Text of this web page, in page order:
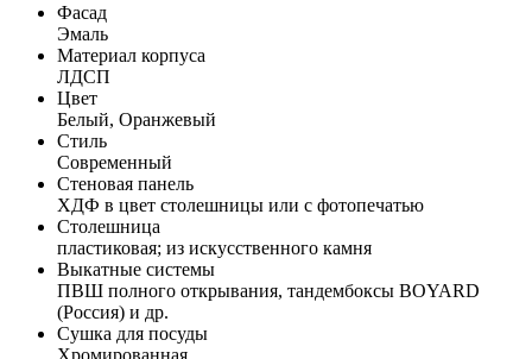
Фасад
Эмаль
Материал корпуса
ЛДСП
Цвет
Белый, Оранжевый
Стиль
Современный
Стеновая панель
ХДФ в цвет столешницы или с фотопечатью
Столешница
пластиковая; из искусственного камня
Выкатные системы
ПВШ полного открывания, тандембоксы BOYARD
(Россия) и др.
Сушка для посуды
Хромированная